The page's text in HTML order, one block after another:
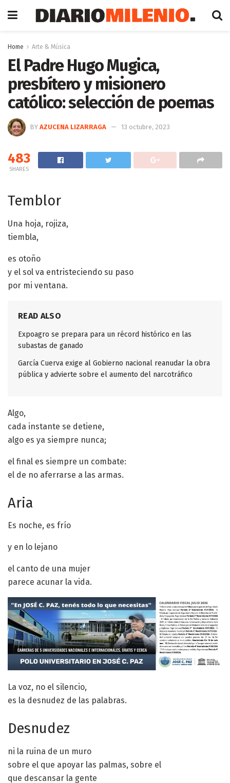
Home Arte & Música
El Padre Hugo Mugica,
presbítero y misionero
católico: selección de poemas
BY AZUCENA LIZARRAGA 13 octubre, 2023
483
SHARES
Temblor
Una hoja, rojiza,
tiembla,
es otoño
y el sol va entristeciendo su paso
por mi ventana.
READ ALSO
Expoagro se prepara para un récord histórico en las
subastas de ganado
García Cuerva exige al Gobierno nacional reanudar la obra
pública y advierte sobre el aumento del narcotráfico
Algo,
cada instante se detiene,
algo es ya siempre nunca;
el final es siempre un combate:
el de no aferrarse a las armas.
Aria
Es noche, es frío
y en lo lejano
el canto de una mujer
parece acunar la vida.
La voz, no el silencio,
es la desnudez de las palabras.
Desnudez
ni la ruina de un muro
sobre el que apoyar las palmas, sobre el
que descansar la gente